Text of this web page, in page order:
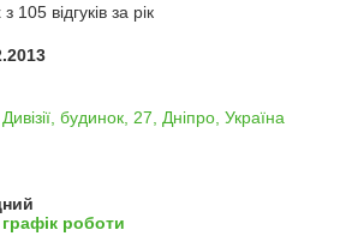
105 відгуків за рік
будинок, 27, Дніпро, Україна
роботи